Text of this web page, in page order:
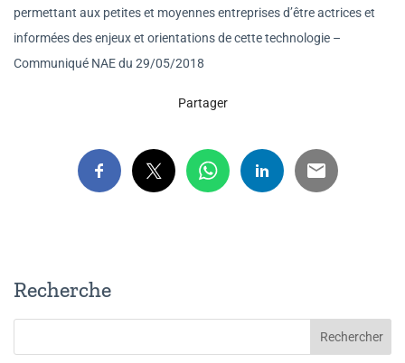
permettant aux petites et moyennes entreprises d’être actrices et
informées des enjeux et orientations de cette technologie –
Communiqué NAE du 29/05/2018
Partager
Recherche